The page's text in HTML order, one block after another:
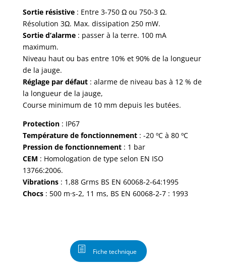
Sortie résistive: Entre 3-750 Ω ou 750-3 Ω.
Résolution 3Ω. Max. dissipation 250 mW.
Sortie d’alarme: passer à la terre. 100 mA
maximum.
Niveau haut ou bas entre 10% et 90% de la longueur
de la jauge.
Réglage par défaut: alarme de niveau bas à 12 % de
la longueur de la jauge,
Course minimum de 10 mm depuis les butées.
Protection: IP67
Température de fonctionnement: -20 ºC à 80 ºC
Pression de fonctionnement: 1 bar
CEM : Homologation de type selon EN ISO
13766:2006.
Vibrations: 1,88 Grms BS EN 60068-2-64:1995
Chocs: 500 m·s-2, 11 ms, BS EN 60068-2-7 : 1993
Fiche technique